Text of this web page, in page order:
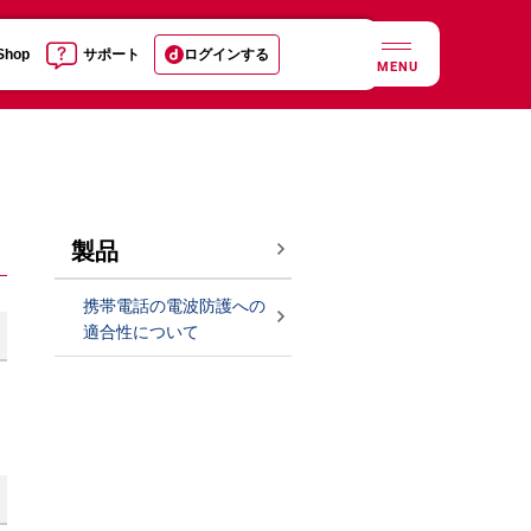
サポート ログインする
MENU
製品
携帯電話の電波防護への
適合性について